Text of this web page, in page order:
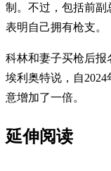
制。不过，包括前副
表明自己拥有枪支。
科林和妻子买枪后报
埃利奥特说，自
意增加了一倍。
延伸阅读